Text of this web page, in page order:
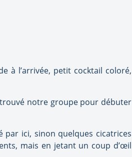
à l’arrivée, petit cocktail coloré,
notre groupe pour débuter
par ici, sinon quelques cicatrices
mais en jetant un coup d’œil